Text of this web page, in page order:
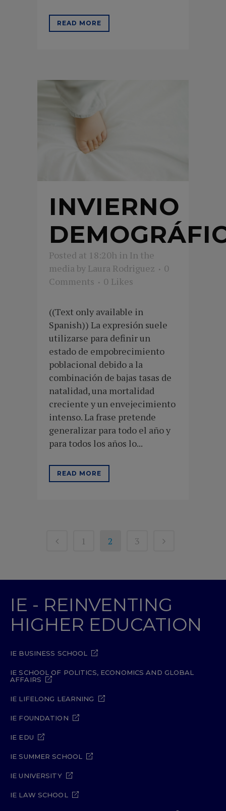
READ MORE
INVIERNO
Posted at 18:20h in In the
media by Laura Rodriguez
0
Comments
0 Likes
((Text only available in
Spanish)) La expresión suele
utilizarse para definir un
estado de empobrecimiento
poblacional debido a la
combinación de bajas tasas de
natalidad, una mortalidad
creciente y un envejecimiento
intenso. La frase pretende
generalizar para todo el año y
para todos los años lo...
READ MORE
1 2 3
IE - REINVENTING
HIGHER EDUCATION
IE BUSINESS SCHOOL
IE SCHOOL OF POLITICS, ECONOMICS AND GLOBAL
AFFAIRS
IE LIFELONG LEARNING
IE FOUNDATION
IE EDU
IE SUMMER SCHOOL
IE UNIVERSITY
IE LAW SCHOOL